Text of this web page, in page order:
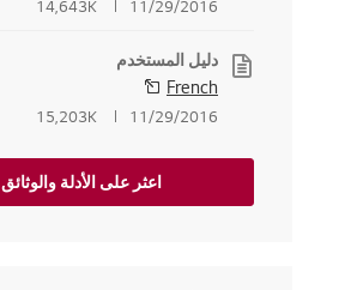
11/29/2016
14,643K
دليل المستخدم
French
11/29/2016
15,203K
اعثر على الأدلة والوثائق